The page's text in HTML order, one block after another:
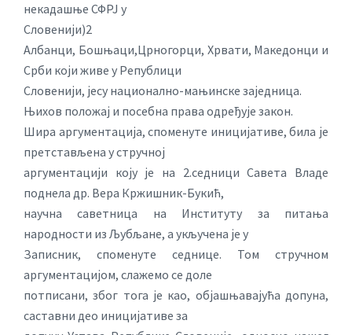
некадашње СФРЈ у
Словенији)2
Албанци, Бошњаци,Црногорци, Хрвати, Македонци и
Срби који живе у Републици
Словенији, јесу национално-мањинске заједница.
Њихов положај и посебна права одређује закон.
Шира аргументација, споменуте иницијативе, била је
претстављена у стручној
аргументацији коју је на 2.седници Савета Владе
поднела др. Вера Кржишник-Букић,
научна саветница на Институту за питања
народности из Љубљане, а укључена је у
Записник, споменуте седнице. Том стручном
аргументацијом, слажемо се доле
потписани, због тога је као, објашњавајућа допуна,
саставни део иницијативе за